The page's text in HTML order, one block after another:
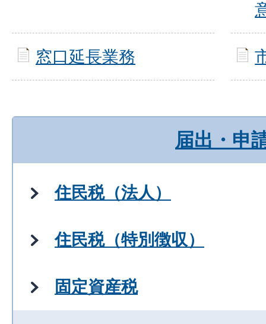
窓口延長業務
届出・申
住民税（法人）
住民税（特別徴収）
固定資産税